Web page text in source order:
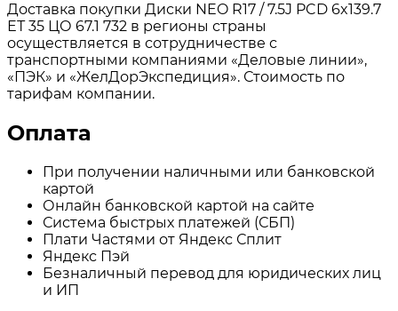
Доставка покупки Диски NEO R17 / 7.5J PCD 6x139.7
ЕТ 35 ЦО 67.1 732 в регионы страны
осуществляется в сотрудничестве с
транспортными компаниями «Деловые линии»,
«ПЭК» и «ЖелДорЭкспедиция». Стоимость по
тарифам компании.
Оплата
При получении наличными или банковской
картой
Онлайн банковской картой на сайте
Система быстрых платежей (СБП)
Плати Частями от Яндекс Сплит
Яндекс Пэй
Безналичный перевод для юридических лиц
и ИП